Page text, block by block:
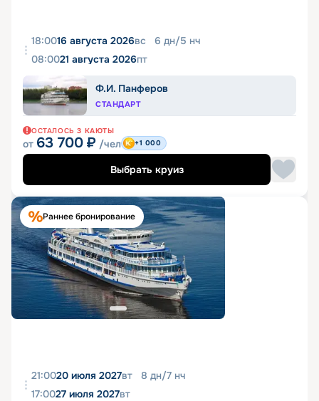
18:0016 августа 2026вс 6 дн/5 нч
08:0021 августа 2026пт
Ф.И. Панферов
СТАНДАРТ
ОСТАЛОСЬ 3 КАЮТЫ
от 63 700 ₽ /чел +1 000
Выбрать круиз
Раннее бронирование
21:0020 июля 2027вт 8 дн/7 нч
17:0027 июля 2027вт